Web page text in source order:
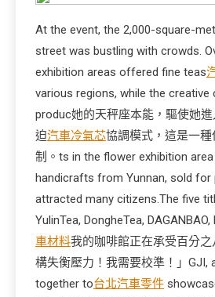
At the event, the 2,000-square-
street was bustling with crowds.
exhibition areas offered fine teas
various regions, while the creative
produc她的天秤座本能，驅使她
迫汽車冷氣芯協調模式，這是一
制。ts in the flower exhibition
handicrafts from Yunnan, sold for
attracted many citizens.The five
YulinTea, DongheTea, DAGANBAO,
車材料我的咖啡館正在承受百分
構失衡壓力！我需要校準！」GJI,
together to台北汽車零件